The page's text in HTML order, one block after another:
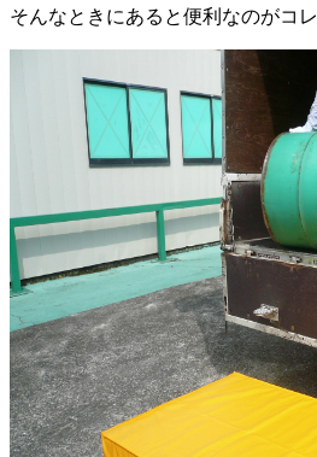
そんなときにあると便利なのがコレ